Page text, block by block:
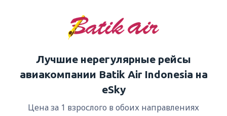
Лучшие нерегулярные рейсы
авиакомпании Batik Air Indonesia на
eSky
Цена за 1 взрослого в обоих направлениях